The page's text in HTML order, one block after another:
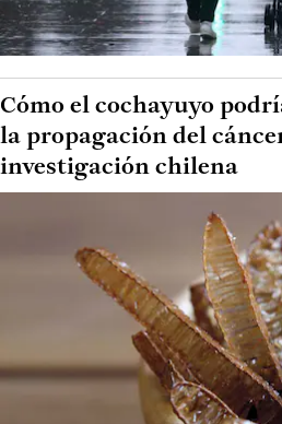
Cómo el cochayuyo
la propagación del
investigación chilena